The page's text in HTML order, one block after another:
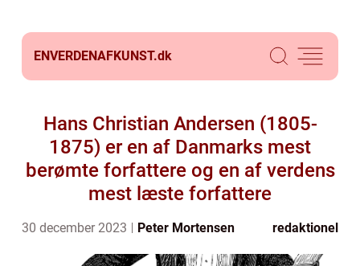
ENVERDENAFKUNST.dk
Hans Christian Andersen (1805-
1875) er en af Danmarks mest
berømte forfattere og en af verdens
mest læste forfattere
30 december 2023 Peter Mortensen redaktionel